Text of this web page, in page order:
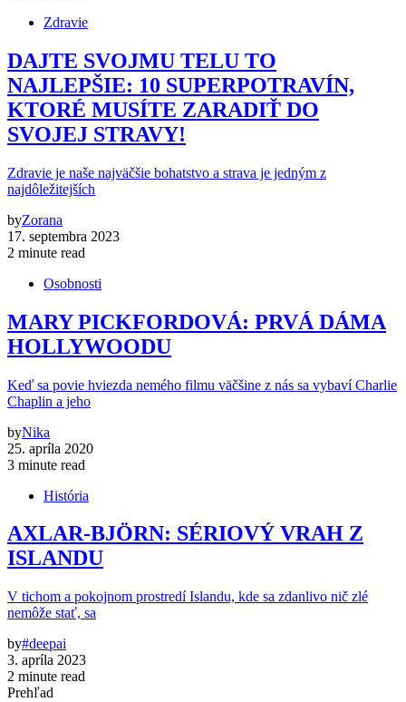
Zdravie
DAJTE SVOJMU TELU TO
NAJLEPŠIE: 10 SUPERPOTRAVÍN,
KTORÉ MUSÍTE ZARADIŤ DO
SVOJEJ STRAVY!
Zdravie je naše najväčšie bohatstvo a strava je jedným z
najdôležitejších
byZorana
17. septembra 2023
2 minute read
Osobnosti
MARY PICKFORDOVÁ: PRVÁ DÁMA
HOLLYWOODU
Keď sa povie hviezda nemého filmu väčšine z nás sa vybaví Charlie
Chaplin a jeho
byNika
25. apríla 2020
3 minute read
História
AXLAR-BJÖRN: SÉRIOVÝ VRAH Z
ISLANDU
V tichom a pokojnom prostredí Islandu, kde sa zdanlivo nič zlé
nemôže stať, sa
by#deepai
3. apríla 2023
2 minute read
Prehľad